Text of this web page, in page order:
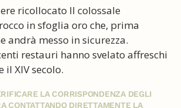
ricollocato Il colossale
in sfoglia oro che, prima
andrà messo in sicurezza.
restauri hanno svelato affreschi
XIV secolo.
LA CORRISPONDENZA DEGLI
CONTATTANDO DIRETTAMENTE LA